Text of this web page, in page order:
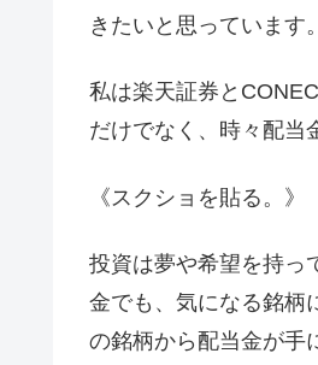
きたいと思っています。
私は楽天証券と
だけでなく、時々配当
《スクショを貼る。》
投資は夢や希望を持っ
金でも、気になる銘柄
の銘柄から配当金が手